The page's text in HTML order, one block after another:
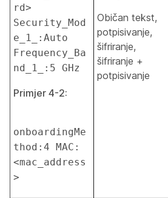
rd>
Security_Mod
e_1_:Auto
Frequency_Ba
nd_1_:5 GHz
Primjer 4-2:
onboardingMe
thod:4 MAC:
<mac_address
>
Običan tekst,
potpisivanje,
šifriranje,
šifriranje +
potpisivanje